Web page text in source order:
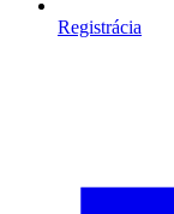
Registrácia